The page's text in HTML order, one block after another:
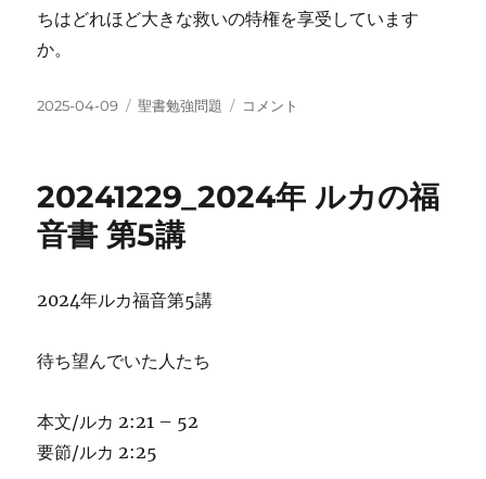
ちはどれほど大きな救いの特権を享受しています
か。
投
2025-04-09
カ
ー
聖書勉強問題
20250105_2025
テ
コメント
20241229_2024年 ルカの福
音書 第5講
2024年ルカ福音第5講
待ち望んでいた人たち
本文/ルカ 2:21 – 52
要節/ルカ 2:25